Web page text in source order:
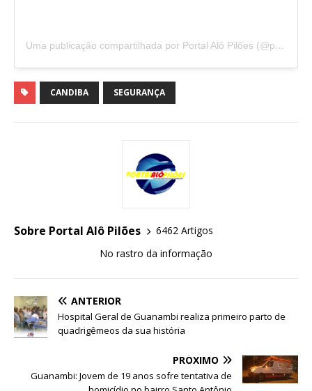
Uma publicação compartilhada por Portal Alô Pilões (@portalalopiloes)
CANDIBA SEGURANÇA
Sobre Portal Alô Pilões
6462 Artigos
No rastro da informação
ANTERIOR
Hospital Geral de Guanambi realiza primeiro parto de
quadrigêmeos da sua história
PRÓXIMO
Guanambi: Jovem de 19 anos sofre tentativa de